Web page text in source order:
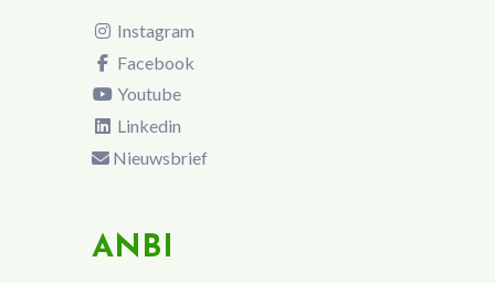
Instagram
Facebook
Youtube
Linkedin
Nieuwsbrief
ANBI